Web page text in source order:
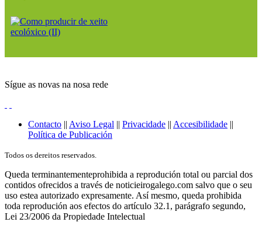
Sígue as novas na nosa rede
Contacto || Aviso Legal || Privacidade || Accesibilidade ||
Política de Publicación
Todos os dereitos reservados.
Queda terminantementeprohibida a reprodución total ou parcial dos
contidos ofrecidos a través de noticieirogalego.com salvo que o seu
uso estea autorizado expresamente. Así mesmo, queda prohibida
toda reprodución aos efectos do artículo 32.1, parágrafo segundo,
Lei 23/2006 da Propiedade Intelectual